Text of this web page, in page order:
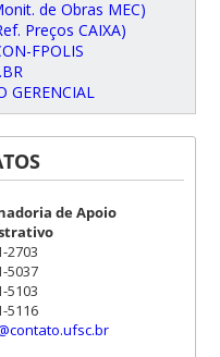
de Obras MEC)
Preços CAIXA)
FPOLIS
GERENCIAL
de Apoio
2703
5037
5103
5116